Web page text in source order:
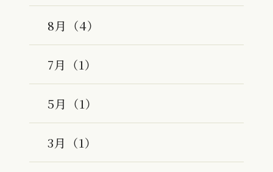
8月（4）
7月（1）
5月（1）
3月（1）